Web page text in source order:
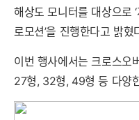
해상도 모니터를 대상으로
로모션’을 진행한다고 밝혔
이번 행사에서는 크로스오
27형, 32형, 49형 등 다양